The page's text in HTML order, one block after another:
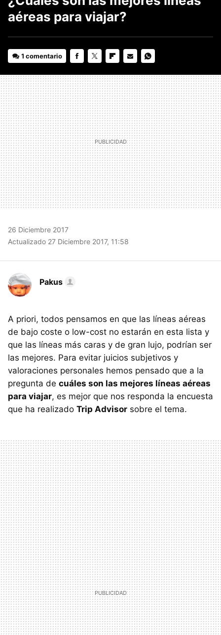
aéreas para viajar?
1 comentario
MAIL
26 Diciembre 2017
Actualizado 27 Diciembre 2017, 11:58
Pakus
A priori, todos pensamos en que las líneas aéreas
de bajo coste o low-cost no estarán en esta lista y
que las líneas más caras y de gran lujo, podrían ser
las mejores. Para evitar juicios subjetivos y
valoraciones personales hemos pensado que a la
pregunta de cuáles son las mejores líneas aéreas
para viajar, es mejor que nos responda la encuesta
que ha realizado Trip Advisor sobre el tema.